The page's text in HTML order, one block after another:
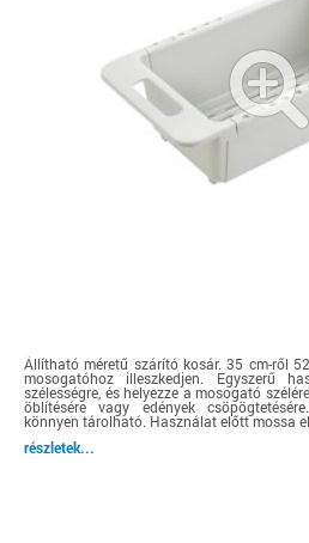
Állítható méretű szárító kosár. 35 cm-ről
mosogatóhoz illeszkedjen. Egyszerű
szélességre, és helyezze a mosogató
öblítésére vagy edények
könnyen tárolható. Használat előtt mossa
részletek...